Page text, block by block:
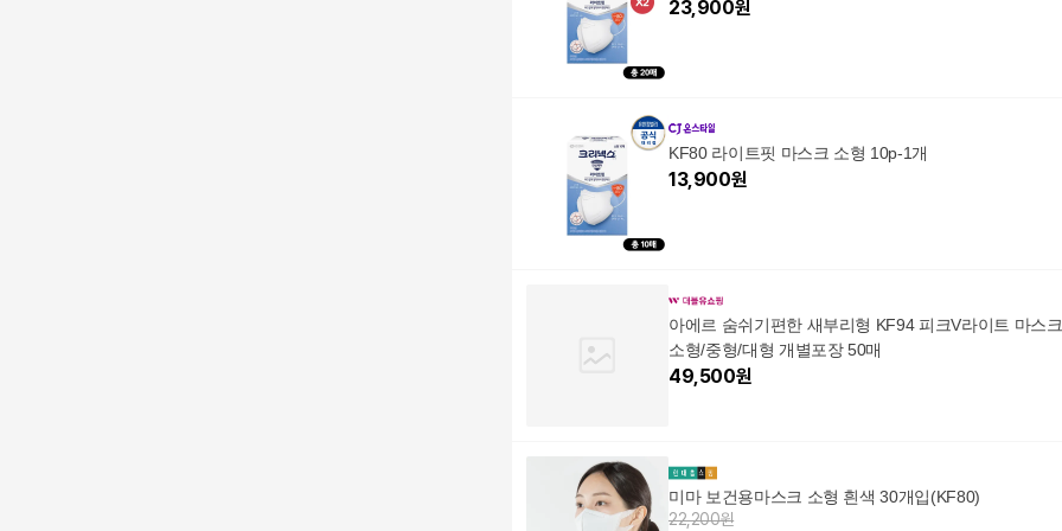
23,900원
KF80 라이트핏 마스크 소형 10p-1개
13,900원
아에르 숨쉬기편한 새부리형 KF94 피크V라이트 마스크
소형/중형/대형 개별포장 50매
49,500원
미마 보건용마스크 소형 흰색 30개입(KF80)
22,200원